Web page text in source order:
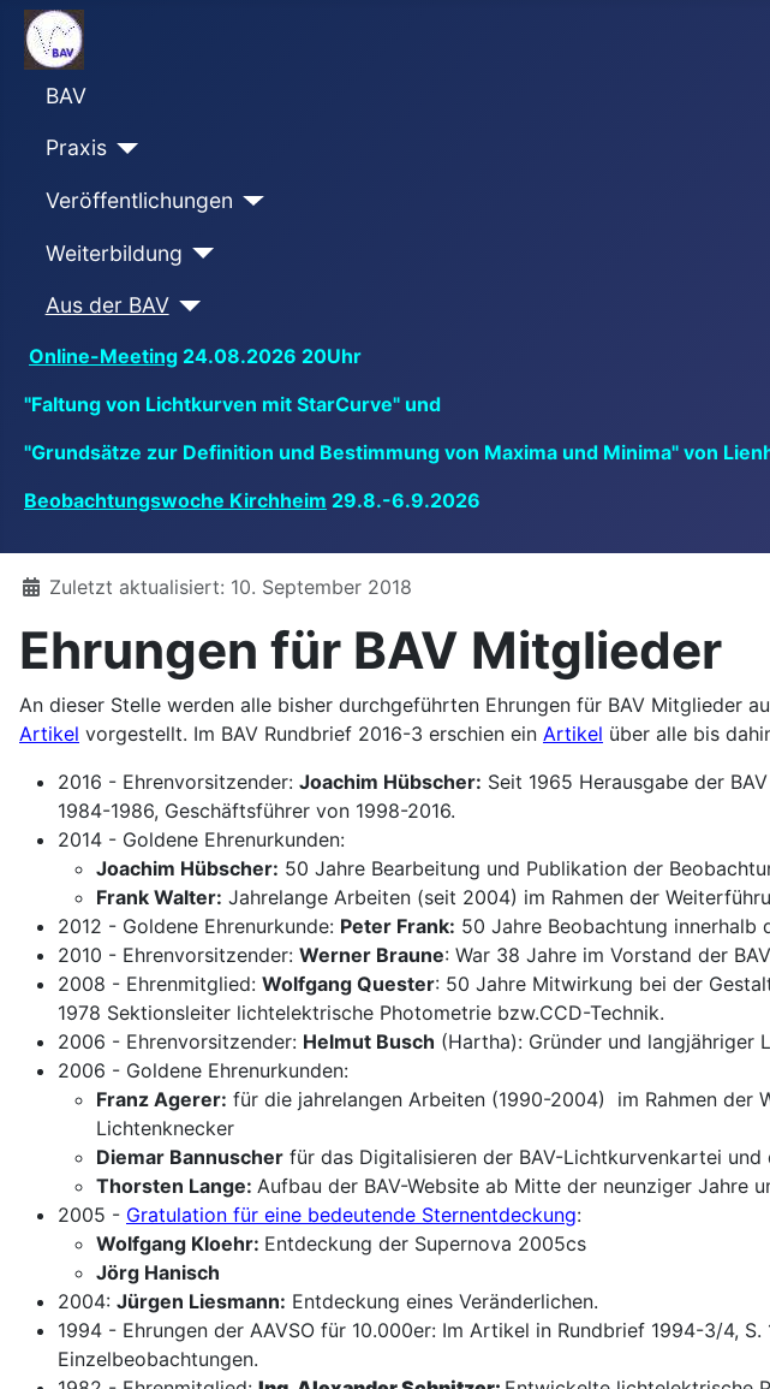
BAV
Praxis
Veröffentlichungen
Weiterbildung
Aus der BAV
Online-Meeting 24.08.2026 20Uhr
"Faltung von Lichtkurven mit StarCurve" und
"Grundsätze zur Definition und Bestimmung von Maxima und Minima" von
Beobachtungswoche Kirchheim 29.8.-6.9.2026
DetailsZuletzt aktualisiert: 10. September 2018
Ehrungen für BAV Mitglieder
An dieser Stelle werden alle bisher durchgeführten Ehrungen für BAV Mitglieder
Artikel vorgestellt. Im BAV Rundbrief 2016-3 erschien ein Artikel über alle bis
2016 - Ehrenvorsitzender: Joachim Hübscher: Seit 1965 Herausgabe der
1984-1986, Geschäftsführer von 1998-2016.
2014 - Goldene Ehrenurkunden:
Joachim Hübscher: 50 Jahre Bearbeitung und Publikation der
Frank Walter: Jahrelange Arbeiten (seit 2004) im Rahmen der
2012 - Goldene Ehrenurkunde: Peter Frank: 50 Jahre Beobachtung innerhalb
2010 - Ehrenvorsitzender: Werner Braune: War 38 Jahre im Vorstand der
2008 - Ehrenmitglied: Wolfgang Quester: 50 Jahre Mitwirkung bei der
1978 Sektionsleiter lichtelektrische Photometrie bzw.CCD-Technik.
2006 - Ehrenvorsitzender: Helmut Busch (Hartha): Gründer und langjähriger
2006 - Goldene Ehrenurkunden:
Franz Agerer: für die jahrelangen Arbeiten (1990-2004) im Rahmen der
Lichtenknecker
Diemar Bannuscher für das Digitalisieren der BAV-Lichtkurvenkartei
Thorsten Lange: Aufbau der BAV-Website ab Mitte der neunziger Jahre
2005 - Gratulation für eine bedeutende Sternentdeckung:
Wolfgang Kloehr: Entdeckung der Supernova 2005cs
Jörg Hanisch
2004: Jürgen Liesmann: Entdeckung eines Veränderlichen.
1994 - Ehrungen der AAVSO für 10.000er: Im Artikel in Rundbrief 1994-3/4,
Einzelbeobachtungen.